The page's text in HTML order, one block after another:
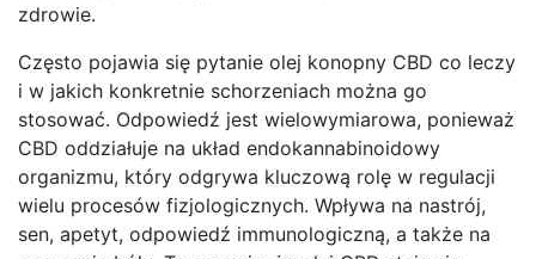
zdrowie.
Często pojawia się pytanie olej konopny CBD co leczy
i w jakich konkretnie schorzeniach można go
stosować. Odpowiedź jest wielowymiarowa, ponieważ
CBD oddziałuje na układ endokannabinoidowy
organizmu, który odgrywa kluczową rolę w regulacji
wielu procesów fizjologicznych. Wpływa na nastrój,
sen, apetyt, odpowiedź immunologiczną, a także na